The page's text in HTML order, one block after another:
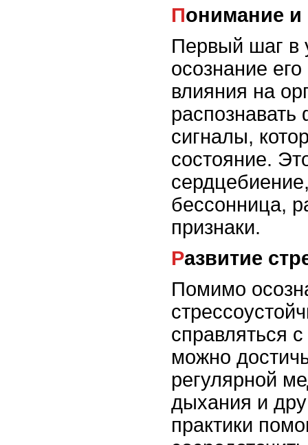
Понимание
Первый шаг в
осознание
влияния на
сигналы,
состояние.
бессонница,
признаки.
Развитие
Помимо
справляться
можно
регулярной
дыхания и
практики